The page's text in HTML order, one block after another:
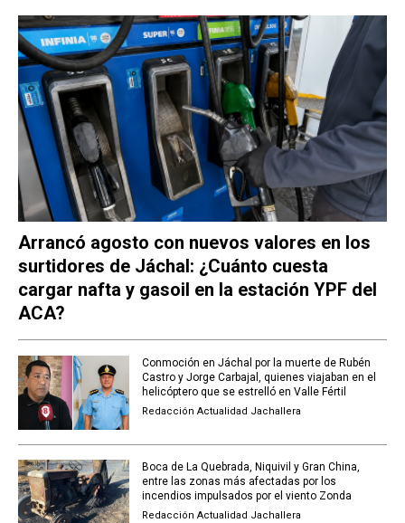
Arrancó agosto con nuevos valores en los
surtidores de Jáchal: ¿Cuánto cuesta
cargar nafta y gasoil en la estación YPF del
ACA?
Conmoción en Jáchal por la muerte de Rubén
Castro y Jorge Carbajal, quienes viajaban en el
helicóptero que se estrelló en Valle Fértil
Redacción Actualidad Jachallera
Boca de La Quebrada, Niquivil y Gran China,
entre las zonas más afectadas por los
incendios impulsados por el viento Zonda
Redacción Actualidad Jachallera